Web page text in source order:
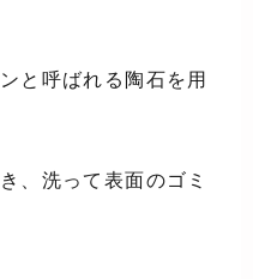
と呼ばれる陶石を用
、洗って表面のゴミ